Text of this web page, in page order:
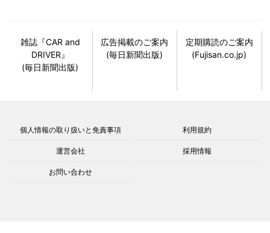
雑誌『CAR and
DRIVER』
(毎日新聞出版)
広告掲載のご案内
(毎日新聞出版)
定期購読のご案内
(Fujisan.co.jp)
個人情報の取り扱いと免責事項 利用規約
運営会社 採用情報
お問い合わせ